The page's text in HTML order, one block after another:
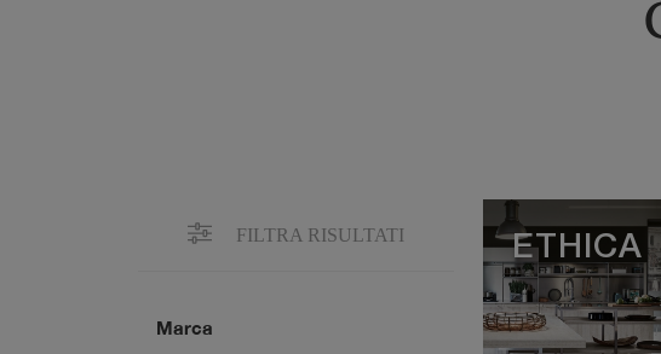
FILTRA RISULTATI
Marca
ETHICA